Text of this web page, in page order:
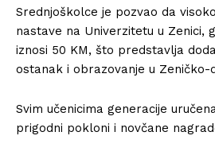
Srednjoškolce je pozvao da
nastave na Univerzitetu u Zenici,
iznosi 50 KM, što predstavlja
ostanak i obrazovanje u Zeničko-
Svim učenicima generacije
prigodni pokloni i novčane